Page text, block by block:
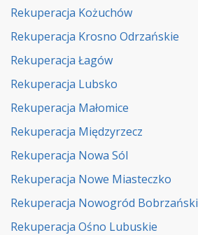
Rekuperacja Kożuchów
Rekuperacja Krosno Odrzańskie
Rekuperacja Łagów
Rekuperacja Lubsko
Rekuperacja Małomice
Rekuperacja Międzyrzecz
Rekuperacja Nowa Sól
Rekuperacja Nowe Miasteczko
Rekuperacja Nowogród Bobrzański
Rekuperacja Ośno Lubuskie